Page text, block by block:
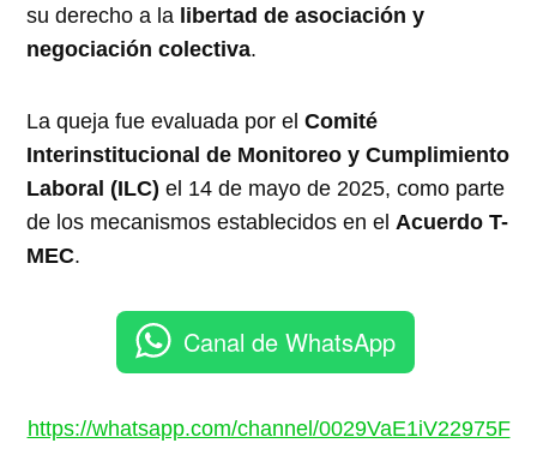
su derecho a la libertad de asociación y
negociación colectiva.
La queja fue evaluada por elComité
Interinstitucional de Monitoreo y Cumplimiento
Laboral (ILC) el 14 de mayo de 2025, como parte
de los mecanismos establecidos en elAcuerdo T-
MEC.
Canal de WhatsApp
https://whatsapp.com/channel/0029VaE1iV22975F